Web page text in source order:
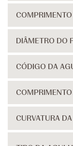
DIÂMETRO DO
CÓDIGO DA
CURVATURA